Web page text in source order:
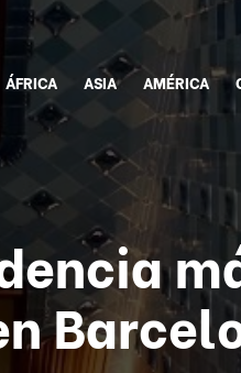
ÁFRICA ASIA AMÉRICA